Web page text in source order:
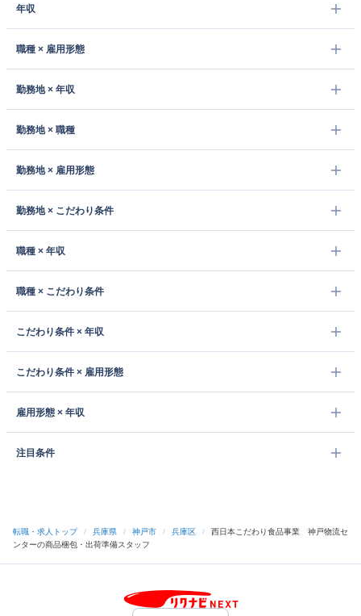
年収
職種 × 雇用形態
勤務地 × 年収
勤務地 × 職種
勤務地 × 雇用形態
勤務地 × こだわり条件
職種 × 年収
職種 × こだわり条件
こだわり条件 × 年収
こだわり条件 × 雇用形態
雇用形態 × 年収
注目条件
転職・求人トップ / 兵庫県 / 神戸市 / 兵庫区 /
西日本こだわり食品事業 神戸物流セ
ンターの商品梱包・出荷準備スタッフ